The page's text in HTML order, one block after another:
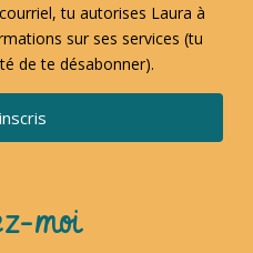
tu autorises Laura à
sur ses services (tu
de te désabonner).
moi